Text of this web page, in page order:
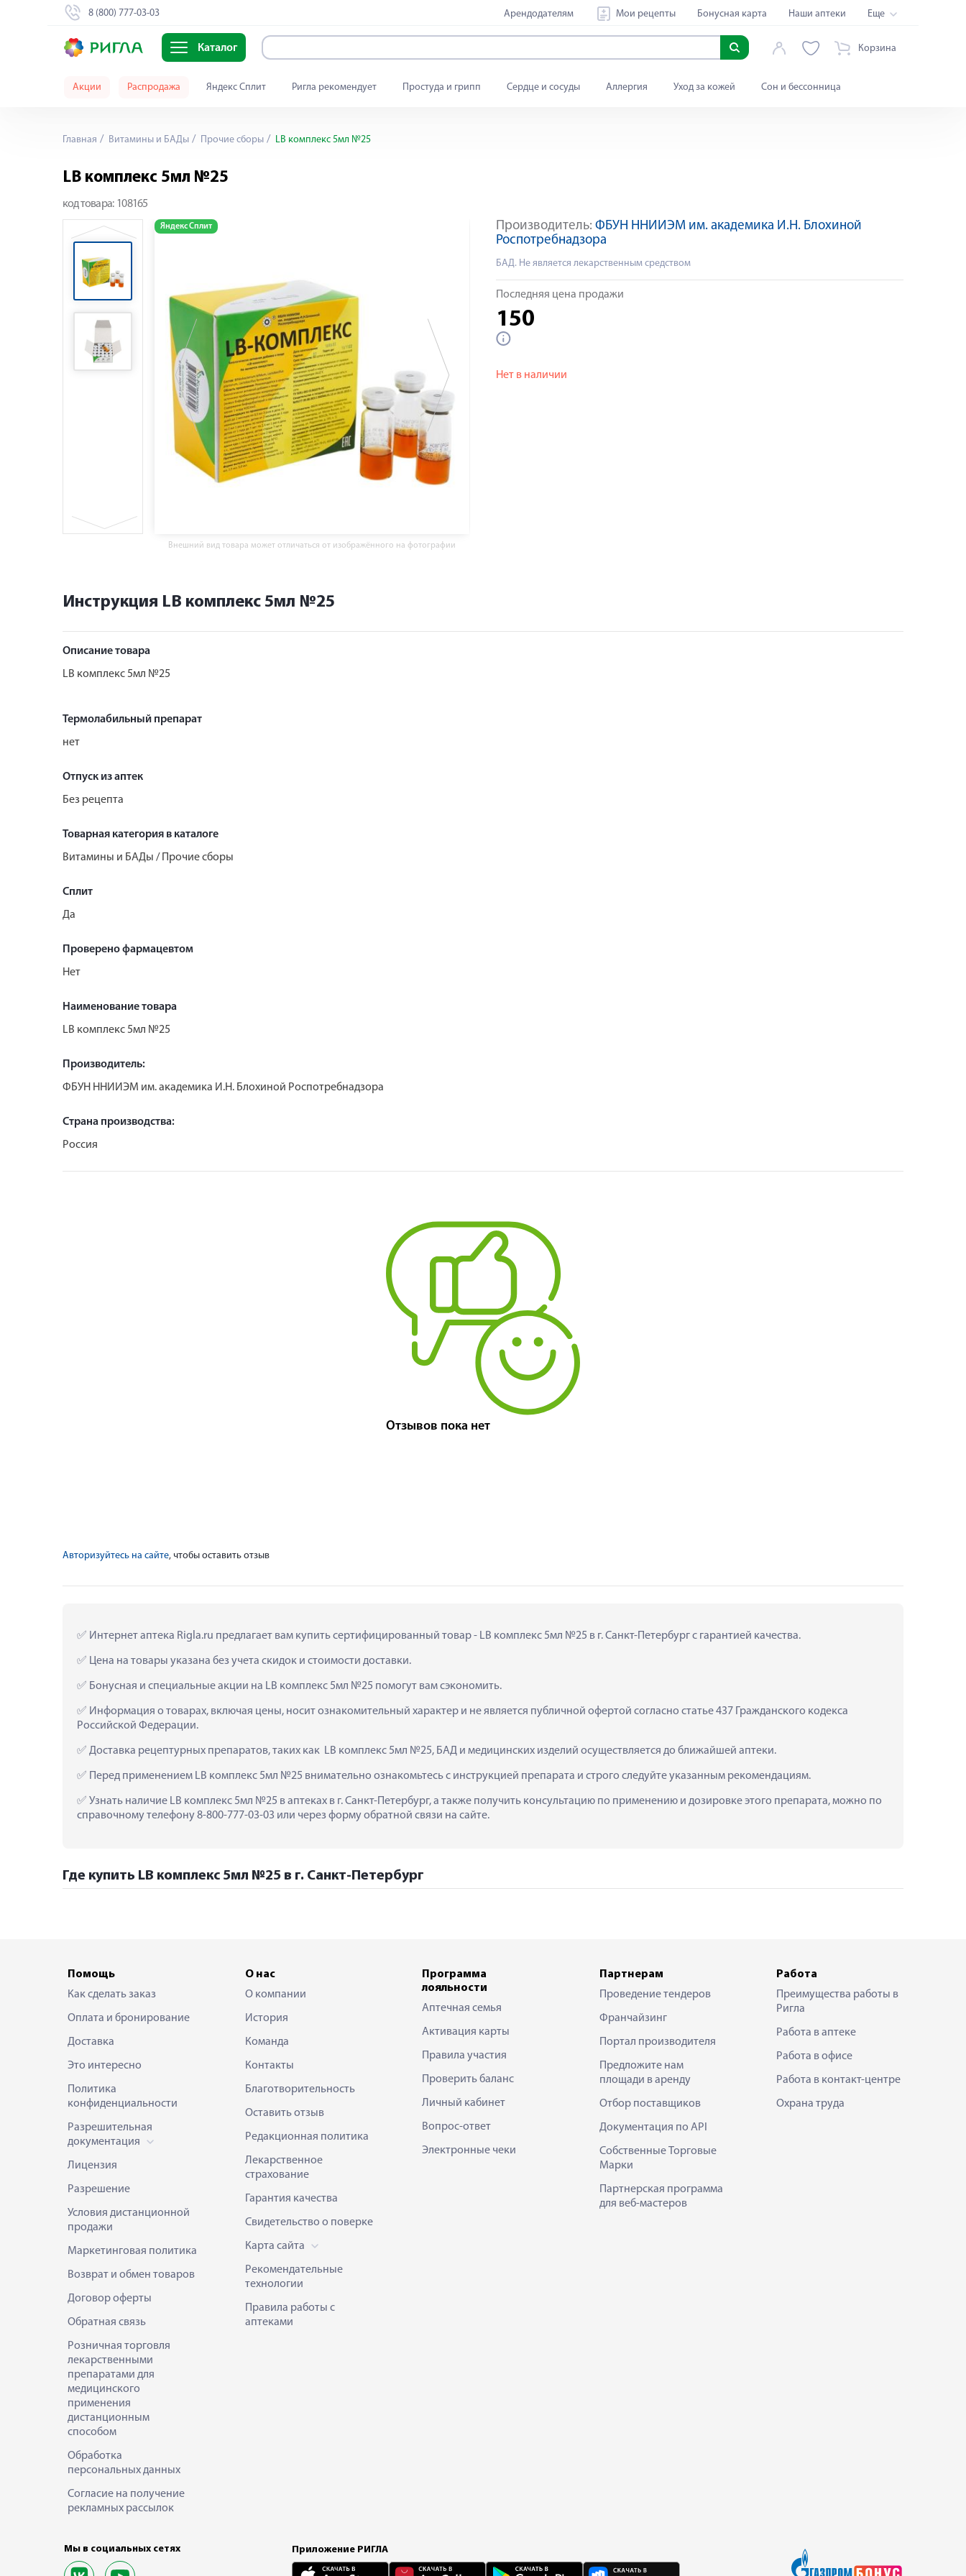
8 (800) 777-03-03 Арендодателям Мои рецепты Бонусная карта Наши аптеки Еще
Каталог Корзина
Акции Распродажа Яндекс Сплит Ригла рекомендует Простуда и грипп Сердце и сосуды Аллергия Уход за кожей Сон и бессонница
Главная Витамины и БАДы Прочие сборы LB комплекс 5мл №25
LB комплекс 5мл №25
код товара: 108165
Яндекс Сплит Яндекс Сплит
Внешний вид товара может отличаться от изображённого на фотографии
Производитель: ФБУН ННИИЭМ им. академика И.Н. Блохиной
Роспотребнадзора
БАД. Не является лекарственным средством
Последняя цена продажи
150
Нет в наличии
Инструкция LB комплекс 5мл №25
Описание товара
LB комплекс 5мл №25
Термолабильный препарат
нет
Отпуск из аптек
Без рецепта
Товарная категория в каталоге
Витамины и БАДы / Прочие сборы
Сплит
Да
Проверено фармацевтом
Нет
Наименование товара
LB комплекс 5мл №25
Производитель:
ФБУН ННИИЭМ им. академика И.Н. Блохиной Роспотребнадзора
Страна производства:
Россия
Отзывов пока нет
Авторизуйтесь на сайте, чтобы оставить отзыв
Интернет аптека Rigla.ru предлагает вам купить сертифицированный товар - LB комплекс 5мл №25 в г. Санкт-Петербург с гарантией качества.
Цена на товары указана без учета скидок и стоимости доставки.
Бонусная и специальные акции на LB комплекс 5мл №25 помогут вам сэкономить.
Информация о товарах, включая цены, носит ознакомительный характер и не является публичной офертой согласно статье 437 Гражданского кодекса
Российской Федерации.
Доставка рецептурных препаратов, таких как  LB комплекс 5мл №25, БАД и медицинских изделий осуществляется до ближайшей аптеки.
Перед применением LB комплекс 5мл №25 внимательно ознакомьтесь с инструкцией препарата и строго следуйте указанным рекомендациям.
Узнать наличие LB комплекс 5мл №25 в аптеках в г. Санкт-Петербург, а также получить консультацию по применению и дозировке этого препарата, можно по
справочному телефону 8-800-777-03-03 или через форму обратной связи на сайте.
Где купить LB комплекс 5мл №25 в г. Санкт-Петербург
Помощь
Как сделать заказ
Оплата и бронирование
Доставка
Это интересно
Политика
конфиденциальности
Разрешительная
документация
Лицензия
Разрешение
Условия дистанционной
продажи
Маркетинговая политика
Возврат и обмен товаров
Договор оферты
Обратная связь
Розничная торговля
лекарственными
препаратами для
медицинского
применения
дистанционным
способом
Обработка
персональных данных
Согласие на получение
рекламных рассылок
О нас
О компании
История
Команда
Контакты
Благотворительность
Оставить отзыв
Редакционная политика
Лекарственное
страхование
Гарантия качества
Свидетельство о поверке
Карта сайта
Рекомендательные
технологии
Правила работы с
аптеками
Программа
лояльности
Аптечная семья
Активация карты
Правила участия
Проверить баланс
Личный кабинет
Вопрос-ответ
Электронные чеки
Партнерам
Проведение тендеров
Франчайзинг
Портал производителя
Предложите нам
площади в аренду
Отбор поставщиков
Документация по API
Собственные Торговые
Марки
Партнерская программа
для веб-мастеров
Работа
Преимущества работы в
Ригла
Работа в аптеке
Работа в офисе
Работа в контакт-центре
Охрана труда
Мы в социальных сетях Приложение РИГЛА